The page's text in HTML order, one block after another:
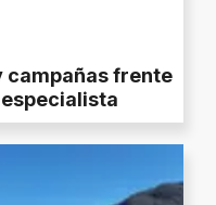
campañas frente